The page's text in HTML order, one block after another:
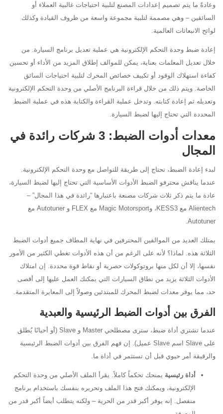
وعادةً ما يتم تصميم إعدادات المصنع لتلبية احتياجات غالبية العملاء أو
السائقين – وهي مصممة لتلبية مجموعة واسعة من ظروف القيادة وكذلك
لوائح الانبعاثات العالمية.
إعادة ضبط وحدة التحكم الإلكترونية هي عملية تعديل برنامج السيارة. من
خلال تعديل المعلمات بعناية، يمكن للموالف إطلاق المزيد من الأداء أو تحسين
كفاءة استهلاك الوقود أو تكييف خصائص المحرك لتلبية احتياجات السائق
الخاصة. ويتم ذلك من خلال قراءة البرنامج الأصلي من وحدة التحكم الإلكترونية
وتعديله ثم إعادة كتابته. وتدخل عملية القراءة والكتابة هذه في عملية الضبط
المحددة التي تحتاج إليها لضبط السيارة.
معدات أدوات الضبط: 3 شركات رائدة في
المجال
لبدء إعادة الضبط، تحتاج إلى طريقة للتواصل مع وحدة التحكم الإلكترونية.
عندما يناقش محترفو الضبط الأدوات الأساسية التي تحتاج إليها لضبط السيارة،
عادة ما يتم ذكر ثلاث شركات مصنعة باعتبارها “رائدة في هذا المجال” –
Alientech مع KESS3، وMagic Motorsport مع FLEX و Autotuner مع
Autotuner.
يمتلك العديد من الموالفين المحترفين في نهاية المطاف جميع أدوات الضبط
الثلاثة هذه. لماذا؟ لأنه على الرغم من أن هذه الأدوات تغطي الكثير من الأمور
نفسها، إلا أن لكل منها بروتوكولات حصرية أو نقاط قوة محددة. إن امتلاك
الأدوات الثلاثة يزيد من نطاق السيارات التي يمكنك العمل عليها إلى أقصى
حد، مما يوفر معدات لضبط المحرك للمبتدئين وصولاً إلى المعايرة المتقدمة.
الفرق بين أدوات الضبط الرئيسية والعبدية
عندما تشتري أداة ضبط، سترى مصطلحي Master و Slave (أو أحيانًا يُطلق
على Slave اسم Slave عميل). إن فهم الفرق بين أدوات الضبط الرئيسية
والرقيقة أمر حيوي قبل أن تستثمر في أداة ما.
أداة رئيسية يمنحك تحكماً كاملاً. يقرأ الملف الأصلي من وحدة التحكم
الإلكترونية، ويمكنك فتح هذا الملف وتحريره بنفسك باستخدام برنامج
منفصل. إنه يوفر أكبر قدر من الحرية – ولكنه يتطلب أيضاً أكبر قدر من